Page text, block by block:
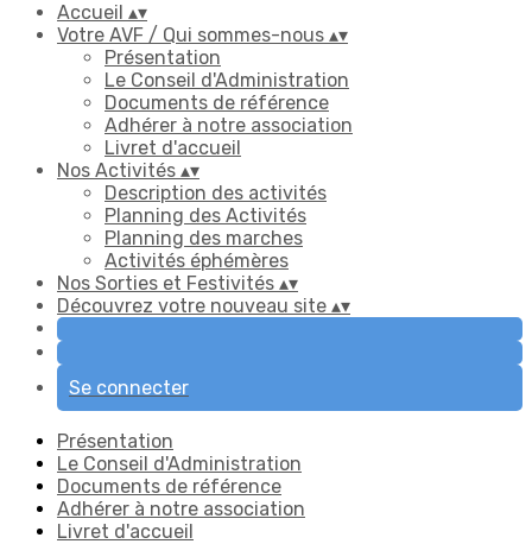
Accueil ▴▾
Votre AVF / Qui sommes-nous ▴▾
Présentation
Le Conseil d'Administration
Documents de référence
Adhérer à notre association
Livret d'accueil
Nos Activités ▴▾
Description des activités
Planning des Activités
Planning des marches
Activités éphémères
Nos Sorties et Festivités ▴▾
Découvrez votre nouveau site ▴▾
Se connecter
Présentation
Le Conseil d'Administration
Documents de référence
Adhérer à notre association
Livret d'accueil